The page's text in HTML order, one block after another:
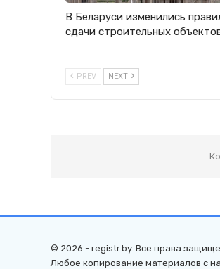
В Беларуси изменились
сдачи строительных
PREV NEXT
© 2026 - registr.by. Все права
Любое копирование материалов с